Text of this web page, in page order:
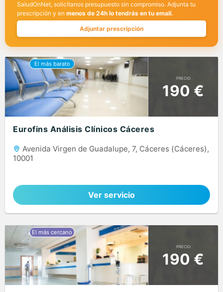
SaludOnNet, solicítanos presupuesto sin compromiso. Adjunta tu
prescripción y en menos de 24h lo tendrás en tu email.
Adjuntar prescripción
PRECIO
190 €
Eurofins Análisis Clínicos Cáceres
Avenida Virgen de Guadalupe, 7, Cáceres (Cáceres),
10001
Ver servicio
PRECIO
190 €